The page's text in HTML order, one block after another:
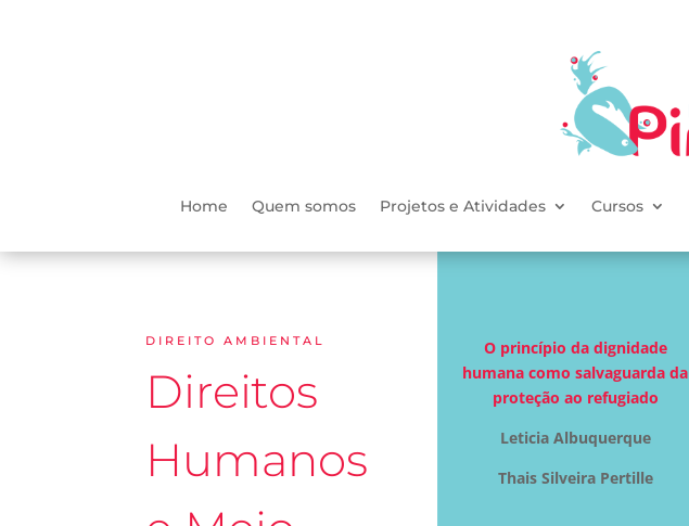
Home Quem somos Projetos e Atividades Cursos
DIREITO AMBIENTAL
Direitos
Humanos
O princípio da dignidade
humana como salvaguarda da
proteção ao refugiado
Leticia Albuquerque
Thais Silveira Pertille